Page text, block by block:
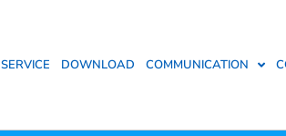
SERVICE DOWNLOAD COMMUNICATION